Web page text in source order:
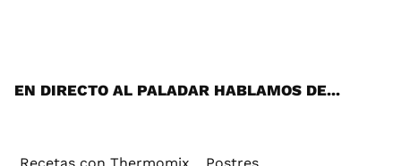
EN DIRECTO AL PALADAR HABLAMOS DE...